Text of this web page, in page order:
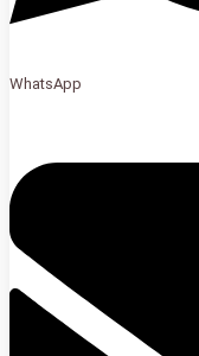
WhatsApp